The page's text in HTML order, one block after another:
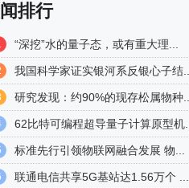
排行
“深挖”水的量子态，或有重大理...
我国科学家证实银河系反银心子结...
研究发现：约90%的现存松属物种...
62比特可编程超导量子计算原型机...
标准先行引领物联网融合发展 物...
联通电信共享5G基站达1.56万个 ...